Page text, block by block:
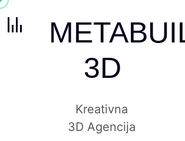
3D
Kreativna
3D Agencija